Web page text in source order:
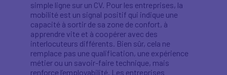
simple ligne sur un CV. Pour les entreprises, la
mobilité est un signal positif qui indique une
capacité à sortir de sa zone de confort, à
apprendre vite et à coopérer avec des
interlocuteurs différents. Bien sûr, cela ne
remplace pas une qualification, une expérience
métier ou un savoir-faire technique, mais
renforce l’employabilité. Les entreprises